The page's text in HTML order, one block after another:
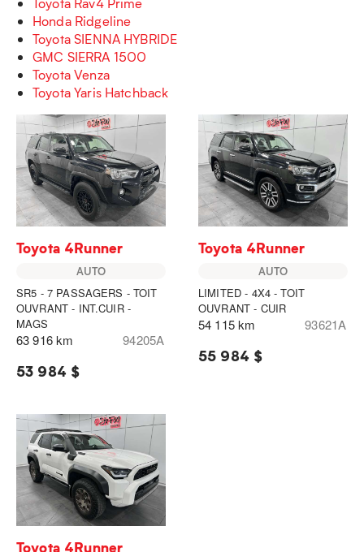
Honda Ridgeline
Toyota SIENNA HYBRIDE
GMC SIERRA 1500
Toyota Venza
Toyota Yaris Hatchback
Toyota 4Runner
AUTO
SR5 - 7 PASSAGERS - TOIT
OUVRANT - INT.CUIR -
MAGS
63 916 km 94205A
53 984 $
Toyota 4Runner
AUTO
LIMITED - 4X4 - TOIT
OUVRANT - CUIR
54 115 km 93621A
55 984 $
Toyota 4Runner